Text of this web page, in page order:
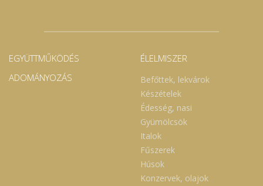
EGYÜTTMŰKÖDÉS
ADOMÁNYOZÁS
ÉLELMISZER
Befőttek, lekvárok
Készételek
Édesség, nasi
Gyümölcsök
Italok
Fűszerek
Húsok
Konzervek, olajok